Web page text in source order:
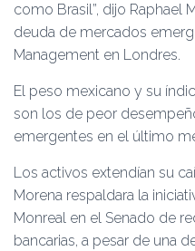
como Brasil”, dijo Raphael
deuda de mercados
Management en Londres.
El peso mexicano y su
son los de peor
emergentes en el último
Los activos extendían su
Morena respaldara la
Monreal en el Senado de
bancarias, a pesar de una